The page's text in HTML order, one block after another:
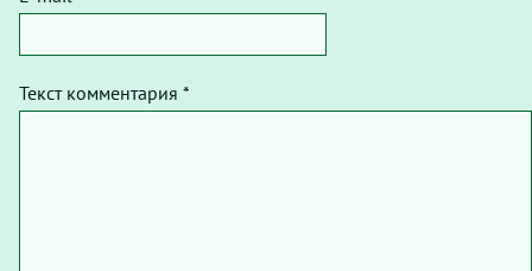
Текст комментария *